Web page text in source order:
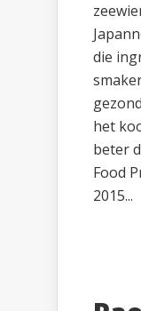
die
het
beter
Food
2015...